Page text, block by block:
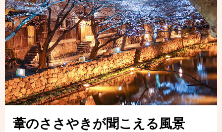
葦のささやきが聞こえる風景